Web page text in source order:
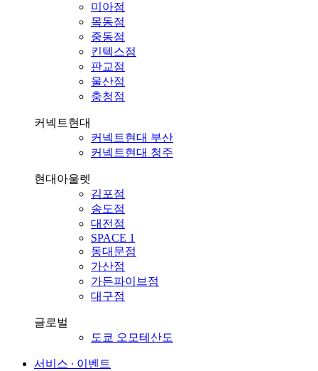
미아점
목동점
중동점
킨텍스점
판교점
울산점
충청점
커넥트현대
커넥트현대 부산
커넥트현대 청주
현대아울렛
김포점
송도점
대전점
SPACE 1
동대문점
가산점
가든파이브점
대구점
글로벌
도쿄 오모테산도
서비스 ∙ 이벤트